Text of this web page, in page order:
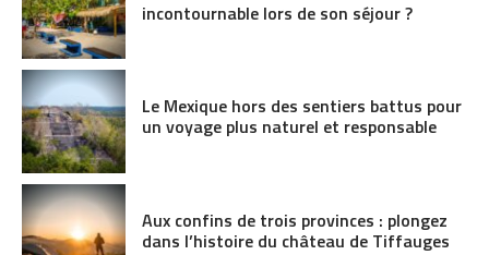
incontournable lors de son séjour ?
Le Mexique hors des sentiers battus pour
un voyage plus naturel et responsable
Aux confins de trois provinces : plongez
dans l’histoire du château de Tiffauges